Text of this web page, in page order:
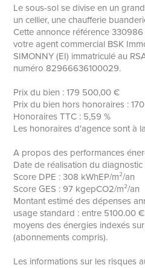
Le sous-sol se divise en un
un cellier, une chaufferie
Cette annonce référence
votre agent commercial BSK
SIMONNY (EI) immatriculé au
numéro 82966636100029.
Prix du bien : 179 500,00 €
Prix du bien hors honoraires :
Honoraires TTC : 5,59 %
Les honoraires d'agence sont à
A propos des performances
Date de réalisation du
Score DPE : 308 kWhEP/m²/an
Score GES : 97 kgepCO2/m²/an
Montant estimé des dépenses
usage standard : entre 5100.00
moyens des énergies indexés
(abonnements compris).
Les informations sur les risques